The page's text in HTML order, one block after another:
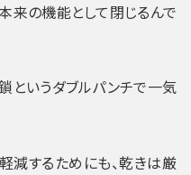
来の機能として閉じるんで
というダブルパンチで一気
減するためにも、乾きは厳